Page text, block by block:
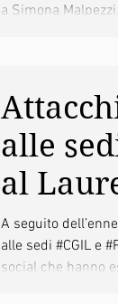
a Simona
alle
al
online:
A seguito
alle sedi #CGIL e
social che hanno